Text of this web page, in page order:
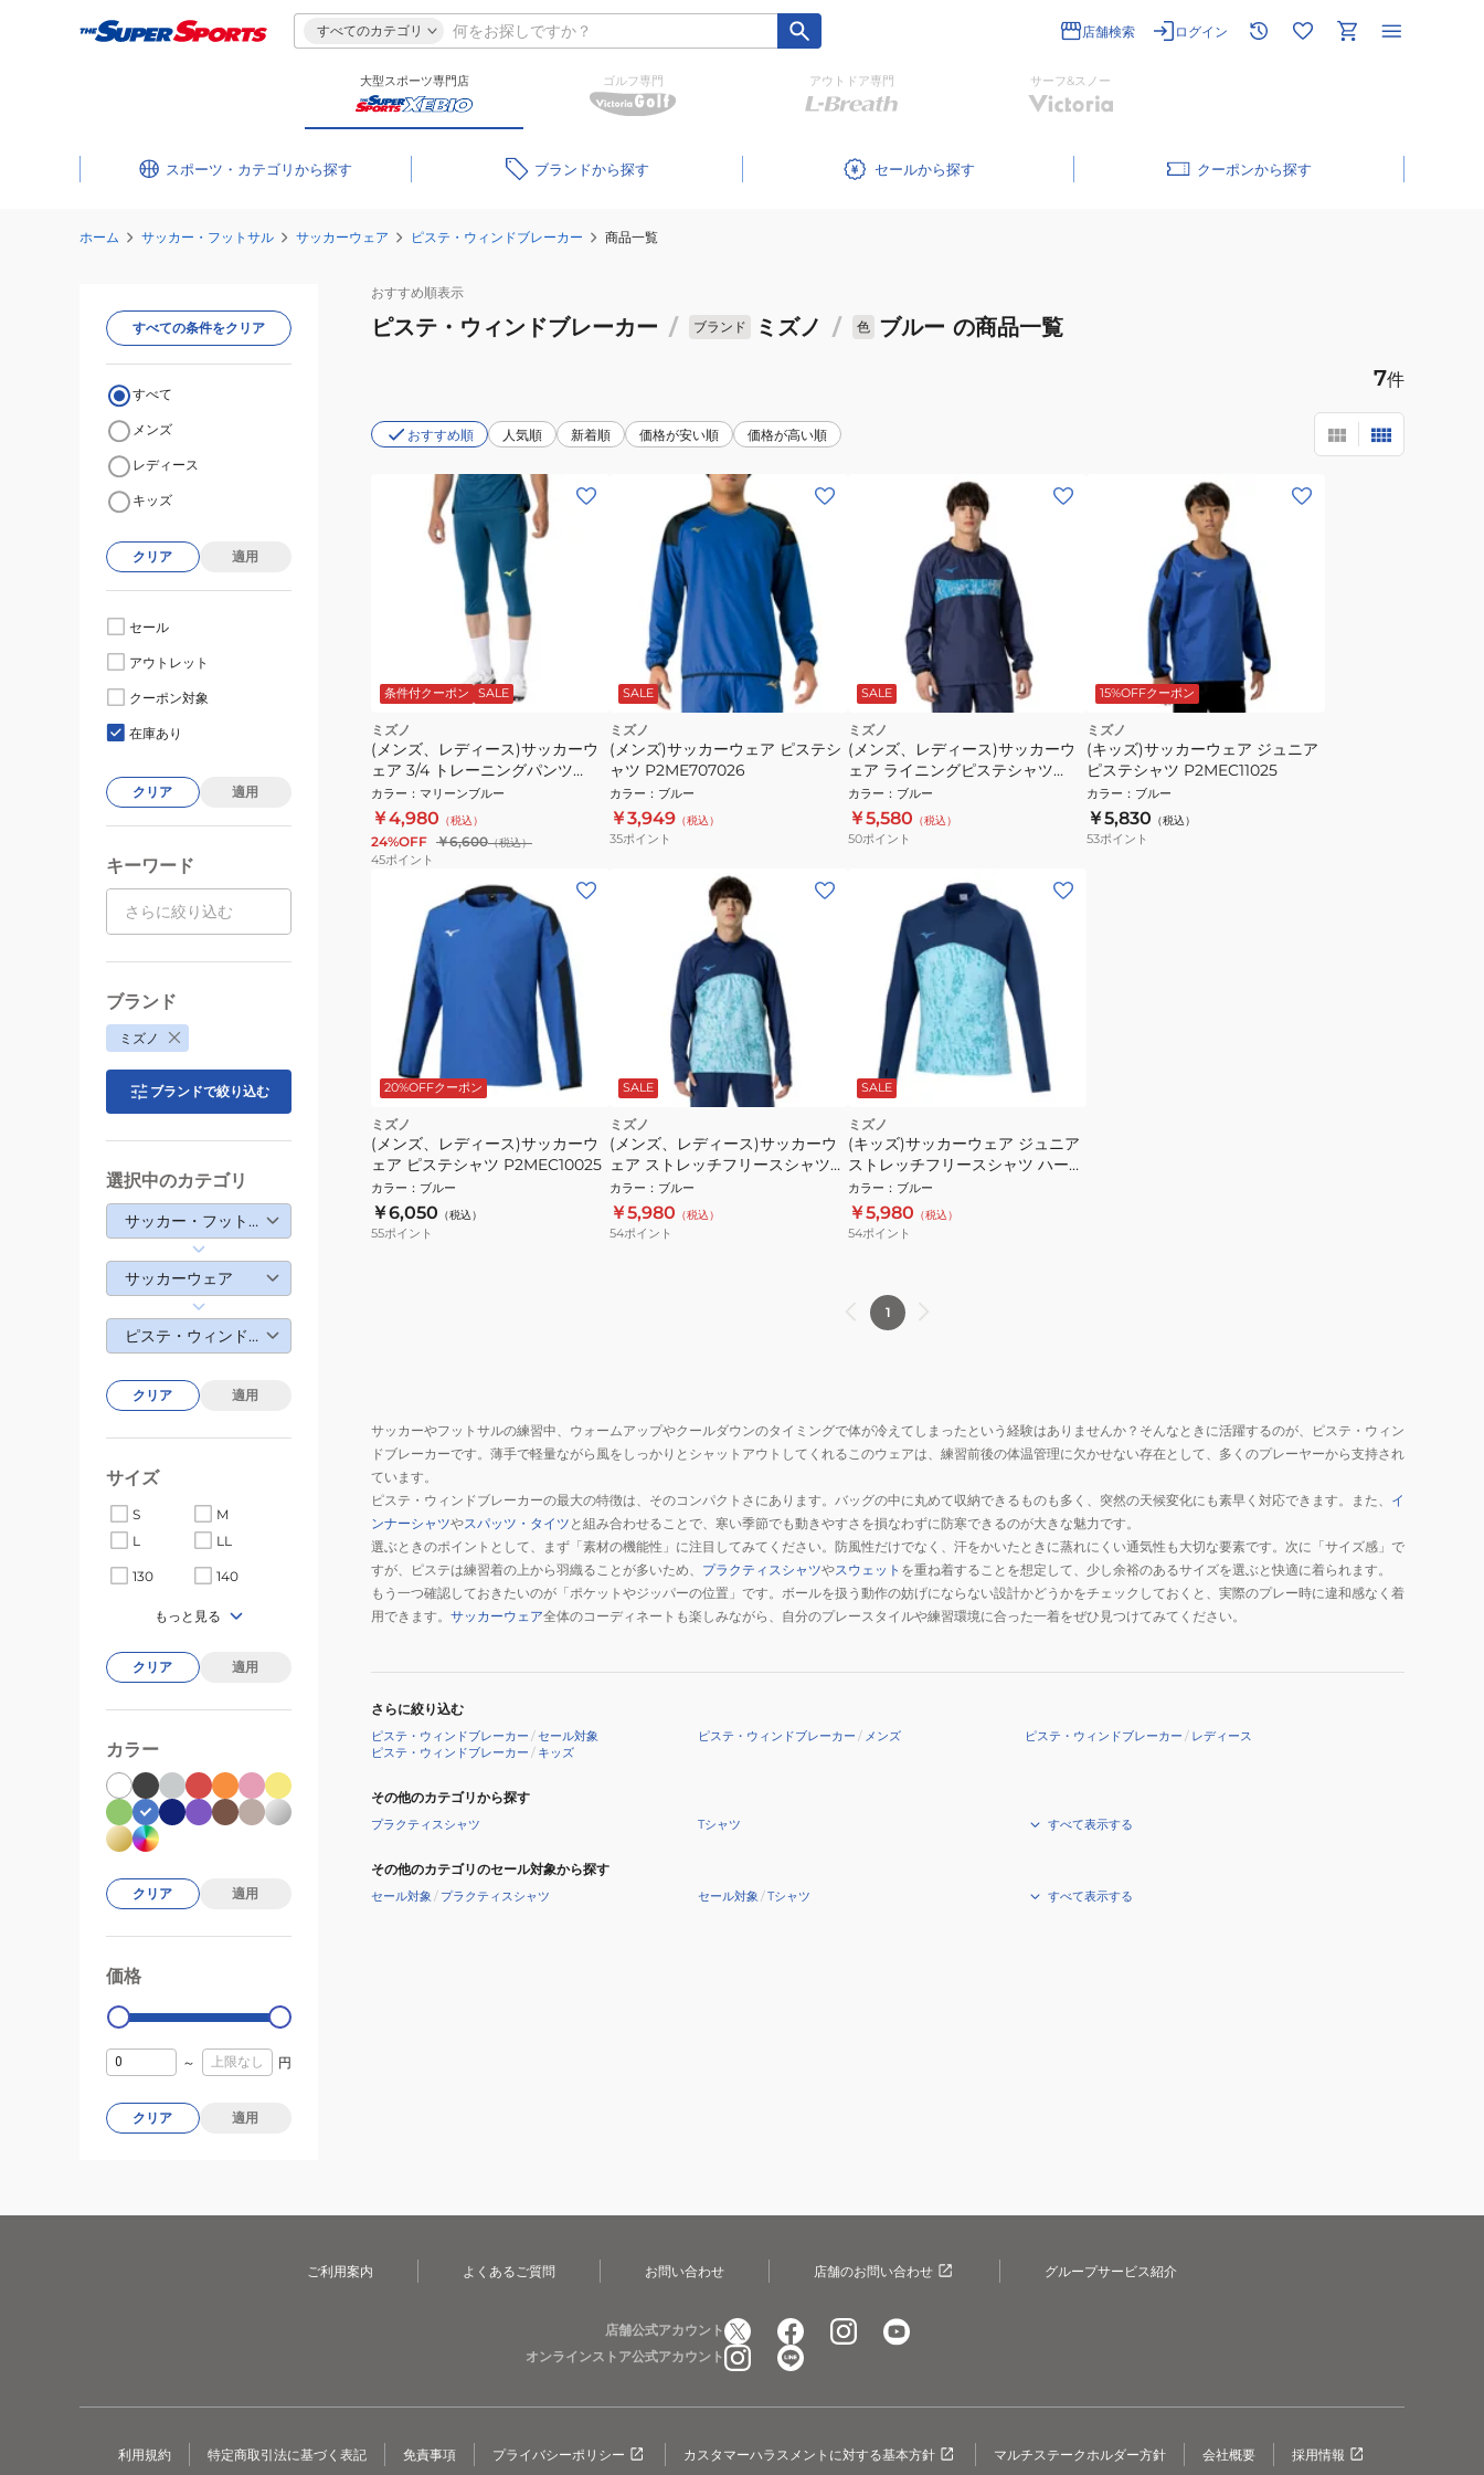
すべてのカテゴリ 店舗検索 ログイン
大型スポーツ専門店 ゴルフ専門 アウトドア専門 サーフ&スノー
スポーツ・カテゴリ ブランド セール クーポン
ホーム サッカー・フットサル サッカーウェア ピステ・ウィンドブレーカー 商品一覧
おすすめ順表示
ピステ・ウィンドブレーカー / ブランド ミズノ / 色 ブルー の商品一覧
7件
おすすめ順 人気順 新着順 価格が安い順 価格が高い順
条件付クーポン SALE
ミズノ
(メンズ、レディース)サッカーウ
ェア 3/4 トレーニングパンツ
P2MDB03732
カラー ： マリーンブルー
￥4,980 （税込）
24%OFF ￥6,600（税込）
45ポイント
SALE
ミズノ
(メンズ)サッカーウェア ピステシ
ャツ P2ME707026
カラー ： ブルー
￥3,949 （税込）
35ポイント
SALE
ミズノ
(メンズ、レディース)サッカーウ
ェア ライニングピステシャツ
P2MEB52511
カラー ： ブルー
￥5,580 （税込）
50ポイント
15%OFFクーポン
ミズノ
(キッズ)サッカーウェア ジュニア
ピステシャツ P2MEC11025
カラー ： ブルー
￥5,830 （税込）
53ポイント
20%OFFクーポン
ミズノ
(メンズ、レディース)サッカーウ
ェア ピステシャツ P2MEC10025
カラー ： ブルー
￥6,050 （税込）
55ポイント
SALE
ミズノ
(メンズ、レディース)サッカーウ
ェア ストレッチフリースシャツ
ハーフジップ P2MCB51611
カラー ： ブルー
￥5,980 （税込）
54ポイント
SALE
ミズノ
(キッズ)サッカーウェア ジュニア
ストレッチフリースシャツ ハーフ
ジップ P2MCB51611 JR
カラー ： ブルー
￥5,980 （税込）
54ポイント
1
サッカーやフットサルの練習中、ウォームアップやクールダウンのタイミングで体が冷えてしまったという経験はありませんか？そんなときに活躍するのが、ピステ・ウィン
ドブレーカーです。薄手で軽量ながら風をしっかりとシャットアウトしてくれるこのウェアは、練習前後の体温管理に欠かせない存在として、多くのプレーヤーから支持され
ています。
ピステ・ウィンドブレーカーの最大の特徴は、そのコンパクトさにあります。バッグの中に丸めて収納できるものも多く、突然の天候変化にも素早く対応できます。また、 イ
ンナーシャツやスパッツ・タイツ と組み合わせることで、寒い季節でも動きやすさを損なわずに防寒できるのが大きな魅力です。
選ぶときのポイントとして、まず「素材の機能性」に注目してみてください。防風性だけでなく、汗をかいたときに蒸れにくい通気性も大切な要素です。次に「サイズ感」で
すが、ピステは練習着の上から羽織ることが多いため、 プラクティスシャツやスウェット を重ね着することを想定して、少し余裕のあるサイズを選ぶと快適に着られます。
もう一つ確認しておきたいのが「ポケットやジッパーの位置」です。ボールを扱う動作の妨げにならない設計かどうかをチェックしておくと、実際のプレー時に違和感なく着
用できます。 サッカーウェア全体のコーディネートも楽しみながら、自分のプレースタイルや練習環境に合った一着をぜひ見つけてみてください。
さらに絞り込む
ピステ・ウィンドブレーカー /セール対象 ピステ・ウィンドブレーカー / メンズ ピステ・ウィンドブレーカー / レディース
ピステ・ウィンドブレーカー / キッズ
その他のカテゴリから探す
プラクティスシャツ Tシャツ すべて表示する
その他のカテゴリのセール対象から探す
セール対象 / プラクティスシャツ セール対象 /Tシャツ すべて表示する
すべての条件をクリア
すべて
メンズ
レディース
キッズ
クリア 適用
セール
アウトレット
クーポン対象
在庫あり
クリア 適用
キーワード
ブランド
ミズノ
ブランドで絞り込む
選択中のカテゴリ
サッカー・フットサル
サッカーウェア
ピステ・ウィンドブレーカー
クリア 適用
サイズ
S
M
L
LL
130 140
もっと見る
クリア 適用
カラー
クリア 適用
価格
0
～ 円
クリア 適用
ご利用案内 よくあるご質問 お問い合わせ 店舗のお問い合わせ グループサービス紹介
店舗公式アカウント
オンラインストア公式アカウント
利用規約 特定商取引法に基づく表記 免責事項 プライバシーポリシー カスタマーハラスメントに対する基本方針 マルチステークホルダー方針 会社概要 採用情報